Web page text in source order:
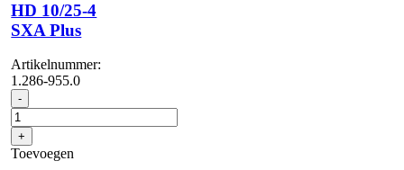
HD 10/25-4
SXA Plus
Artikelnummer:
1.286-955.0
- HD
10/25-
4
SXA
Plus
+
Toevoegen